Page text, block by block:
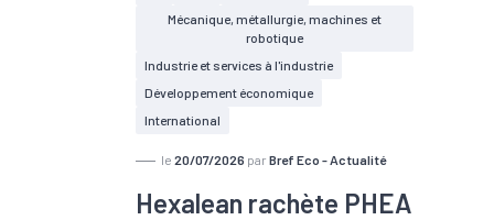
Mécanique, métallurgie, machines et
robotique
Industrie et services à l'industrie
Développement économique
International
le 20/07/2026 par Bref Eco - Actualité
Hexalean rachète PHEA